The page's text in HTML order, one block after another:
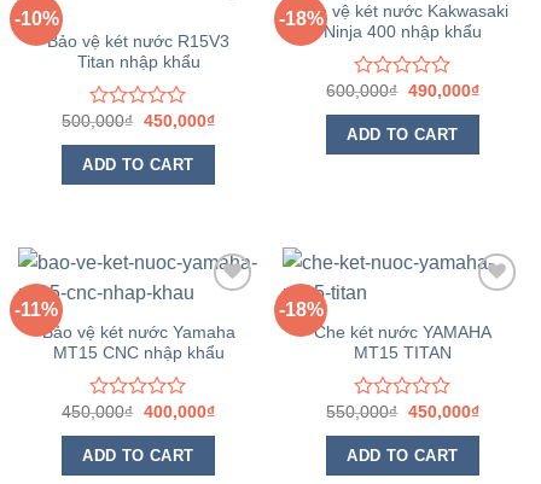
-10%
Yêu
thích
Bảo vệ két nước R15V3
Titan nhập khẩu
Rated
0
out
of
500,000₫ 450,000₫
ADD TO CART
-18%
Bảo vệ két nước Kakwasaki
Ninja 400 nhập khẩu
Rated
0
out
of
600,000₫ 490,000₫
ADD TO CART
-11%
Yêu
thích
Bảo vệ két nước Yamaha
MT15 CNC nhập khẩu
Rated
0
out
of
450,000₫ 400,000₫
ADD TO CART
-18%
Yêu
thích
Che két nước YAMAHA
MT15 TITAN
Rated
0
out
of
550,000₫ 450,000₫
ADD TO CART